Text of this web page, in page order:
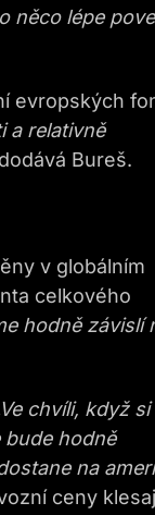
něco lépe
evropských
a relativně
Bureš.
v globálním
celkového
hodně závislí
chvíli, když si
bude hodně
na
ceny